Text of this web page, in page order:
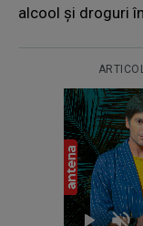
alcool și droguri